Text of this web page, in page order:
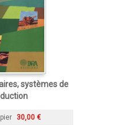
systèmes de
30,00 €